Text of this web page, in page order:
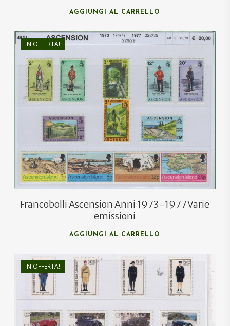
AGGIUNGI AL CARRELLO
IN OFFERTA!
€28,70
€18,50
Francobolli Ascension Anni 1973-1977 Varie
emissioni
AGGIUNGI AL CARRELLO
IN OFFERTA!
€
52,00
€32,00